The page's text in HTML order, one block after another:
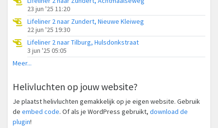
23 jun '25 11:20
Lifeliner 2 naar Zundert, Nieuwe Kleiweg
22 jun '25 19:30
Lifeliner 2 naar Tilburg, Hulsdonkstraat
3 jun '25 05:05
Meer...
Helivluchten op jouw website?
Je plaatst helivluchten gemakkelijk op je eigen website. Gebruik
de embed code. Of als je WordPress gebruikt, download de
plugin!